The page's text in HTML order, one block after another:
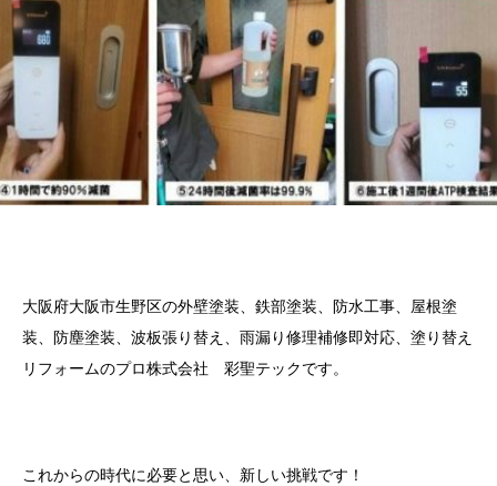
大阪府大阪市生野区の外壁塗装、鉄部塗装、防水工事、屋根塗
装、防塵塗装、波板張り替え、雨漏り修理補修即対応、塗り替え
リフォームのプロ株式会社 彩聖テックです。
これからの時代に必要と思い、新しい挑戦です！